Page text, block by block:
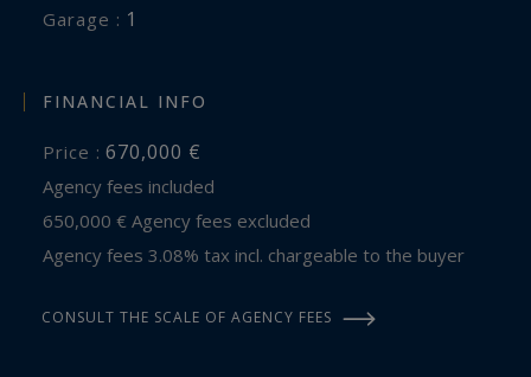
garage : 1
FINANCIAL INFO
Price : 670,000 €
Agency fees included
650,000 € Agency fees excluded
Agency fees 3.08% tax incl. chargeable to the buyer
CONSULT THE SCALE OF AGENCY FEES